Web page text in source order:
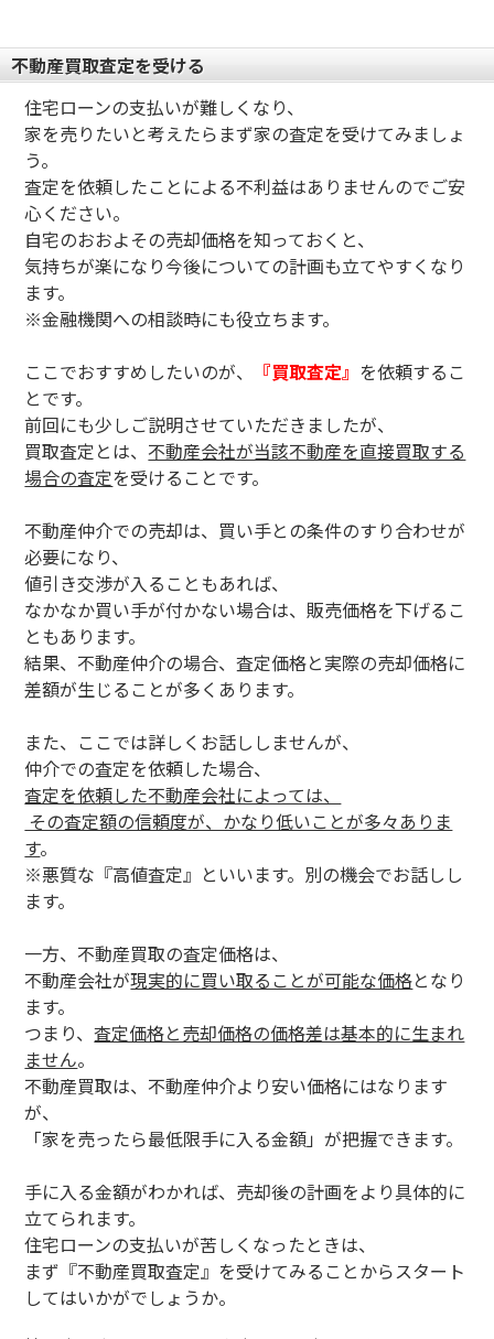
不動産買取査定を受ける
住宅ローンの支払いが難しくなり、
家を売りたいと考えたらまず家の査定を受けてみましょ
う。
査定を依頼したことによる不利益はありませんのでご安
心ください。
自宅のおおよその売却価格を知っておくと、
気持ちが楽になり今後についての計画も立てやすくなり
ます。
※金融機関への相談時にも役立ちます。
ここでおすすめしたいのが、
『買取査定』 を依頼するこ
とです。
前回にも少しご説明させていただきましたが、
買取査定とは、 不動産会社が当該不動産を直接買取する
場合の査定を受けることです。
不動産仲介での売却は、買い手との条件のすり合わせが
必要になり、
値引き交渉が入ることもあれば、
なかなか買い手が付かない場合は、販売価格を下げるこ
ともあります。
結果、不動産仲介の場合、査定価格と実際の売却価格に
差額が生じることが多くあります。
また、ここでは詳しくお話ししませんが、
仲介での査定を依頼した場合、
査定を依頼した不動産会社によっては、
その査定額の信頼度が、かなり低いことが多々ありま
す。
※悪質な『高値査定』といいます。別の機会でお話しし
ます。
一方、不動産買取の査定価格は、
不動産会社が現実的に買い取ることが可能な価格となり
ます。
つまり、査定価格と売却価格の価格差は基本的に生まれ
ません。
不動産買取は、不動産仲介より安い価格にはなります
が、
「家を売ったら最低限手に入る金額」が把握できます。
手に入る金額がわかれば、売却後の計画をより具体的に
立てられます。
住宅ローンの支払いが苦しくなったときは、
まず『不動産買取査定』を受けてみることからスタート
してはいかがでしょうか。